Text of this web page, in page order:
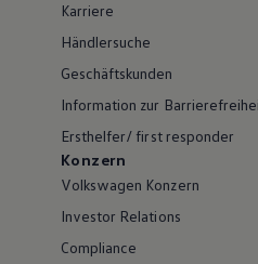
Karriere
Händlersuche
Geschäftskunden
Information zur
Ersthelfer/ first responder
Konzern
Volkswagen Konzern
Investor Relations
Compliance